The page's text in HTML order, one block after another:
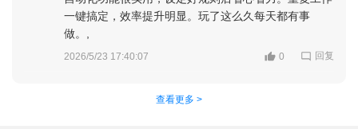
一键搞定，效率提升明显。玩了这么久每天都有事
做。,
2026/5/23 17:40:07 0 回复
查看更多 >